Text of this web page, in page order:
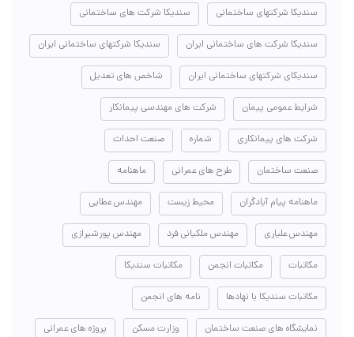
سندیکا شرکتهای ساختمانی سندیکا شرکت های ساختمانی
سندیکا شرکت های ساختمانی ایران سندیکا شرکتهای ساختمانی ایران
سندیکای شرکتهای ساختمانی ایران شاخص های تعدیل
شرایط عمومی پیمان شرکت های مهندسی پیمانکار
شرکت های پیمانکاری شماره صنعت احداث
صنعت ساختمان طرح های عمرانی ماهنامه
ماهنامه پیام آبادگران محیط زیست مهندس عطایی
مهندس علیاری مهندس ملکیانی فرد مهندس پورشیرازی
مکاتبات مکاتبات انجمن مکاتبات سندیکا
مکاتبات سندیکا با نهادها نامه های انجمن
نمایشگاه های صنعت ساختمان وزارت مسکن پروژه های عمرانی